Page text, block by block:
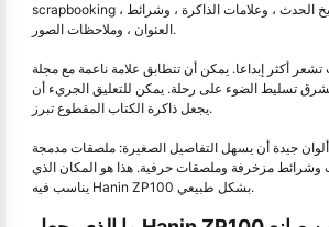
scrapbooking ، يضيف تعليقات ، وتواريخ الحدث ، وعلامات الذاكرة ، وشرائط
العنوان ، وملاحظات الصور.
تشعر أكثر إبداعا. يمكن أن تتطابق علامة ناعمة مع مجلة
تسليط الضوء على رحلة. يمكن للتعليق الجريء أن
يجعل ذاكرة الكتاب المقطوع تبرز.
جيدة أن يسهل التفاصيل الصغيرة: ملصقات مدمجة
وشرائط مزخرفة وملصقات حرفية. هذا هو المكان الذي
يناسب فيه Hanin ZP100 بشكل طبيعي.